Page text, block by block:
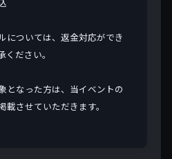
については、返金対応ができ
ださい。
となった方は、当イベントの
させていただきます。